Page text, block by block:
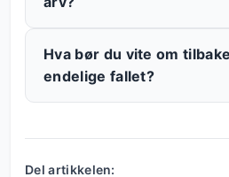
Hva bør du vite om
endelige fallet?
Del artikkelen: